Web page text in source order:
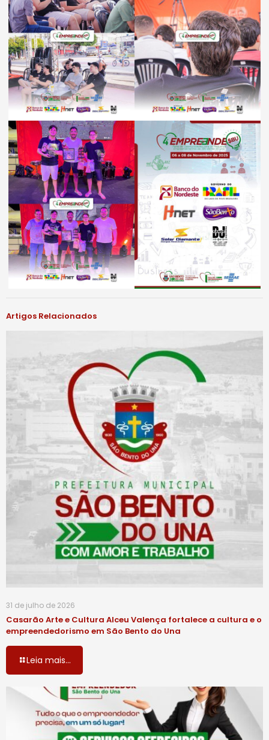
Artigos Relacionados
31 de julho de 2026
Casarão Arte e Cultura Alceu Valença fortalece a cultura e o
empreendedorismo em São Bento do Una
Leia mais...